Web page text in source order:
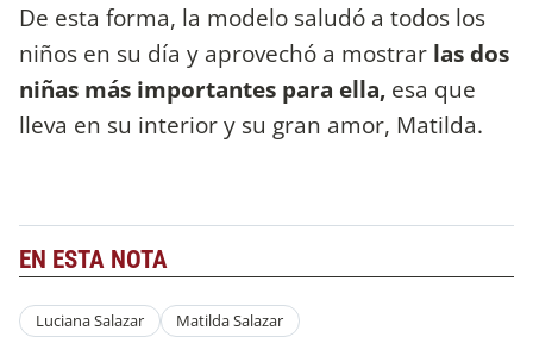
De esta forma, la modelo saludó a todos los
niños en su día y aprovechó a mostrar las dos
niñas más importantes para ella, esa que
lleva en su interior y su gran amor, Matilda.
EN ESTA NOTA
Luciana Salazar Matilda Salazar